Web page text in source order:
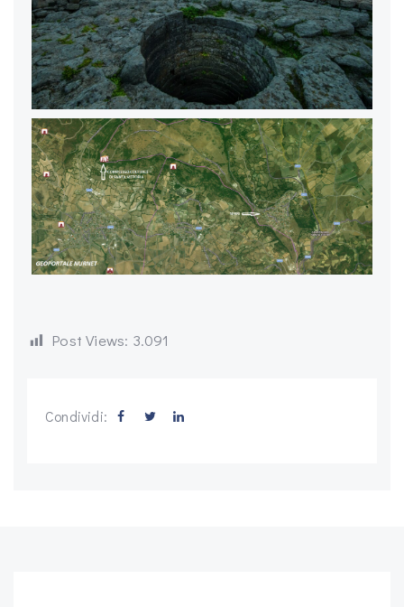
Post Views: 3.091
Condividi: